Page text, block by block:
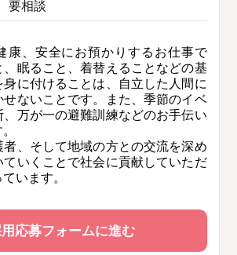
要相談
康、安全にお預かりするお仕事で
眠ること、着替えることなどの基
に付けることは、自立した人間に
せないことです。また、季節のイベ
、万が一の避難訓練などのお手伝い
者、そして地域の方との交流を深め
ていくことで社会に貢献していただ
います。
応募フォームに進む